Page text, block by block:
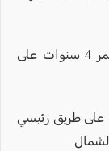
دون رخصة قيادة ومع طفلته البالغة من العمر 4 سنوات على
على طريق رئيسي